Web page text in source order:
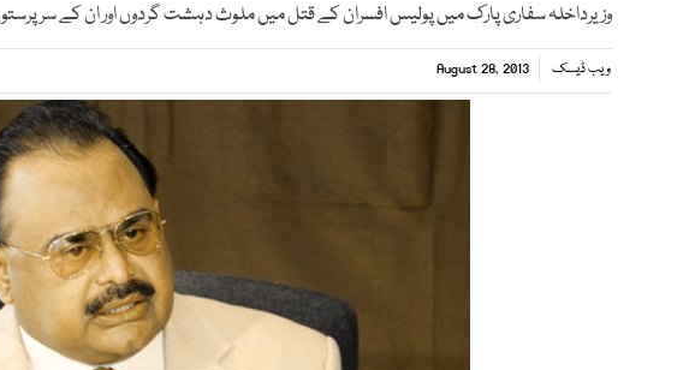
وزیرداخلہ سفاری پارک میں پولیس افسران کے قتل میں ملوث دہشت گردوں اور ان کے
ویب ڈیسک August 28, 2013